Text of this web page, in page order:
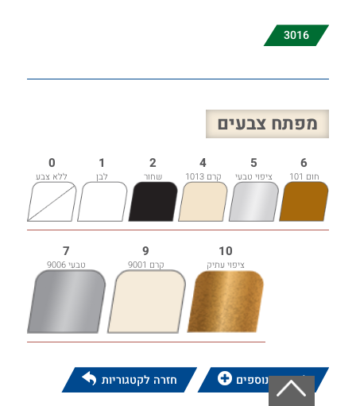
3016
מפתח צבעים
0
ללא צבע
1
לבן
2
שחור
4
קרם 1013
5
ציפוי טבעי
6
חום 101
7
טבעי 9006
9
קרם 9001
10
ציפוי עתיק
לפרטים נוספים חזרה לקטגוריות